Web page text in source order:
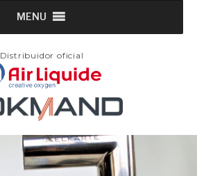
MENU
Distribuidor oficial